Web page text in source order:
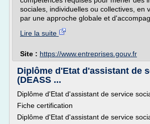
sociales, individuelles ou collectives, en
par une approche globale et
Lire la suite
Site : https://www.entreprises.gouv.fr
Diplôme d'Etat d'assistant de
(DEASS ...
Diplôme d'Etat d'assistant de service
Fiche certification
Diplôme d'Etat d'assistant de service